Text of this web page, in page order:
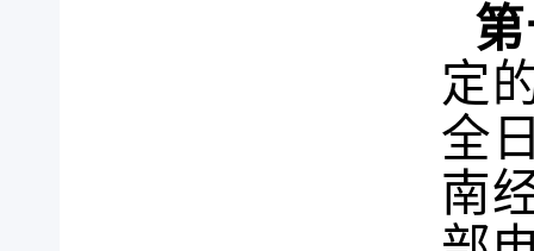
第
定
全
南